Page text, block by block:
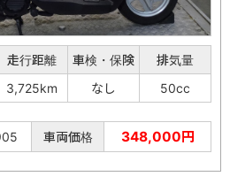
走行距離 車検・保険
排気量
3,725km なし 50cc
車両価格 348,000円